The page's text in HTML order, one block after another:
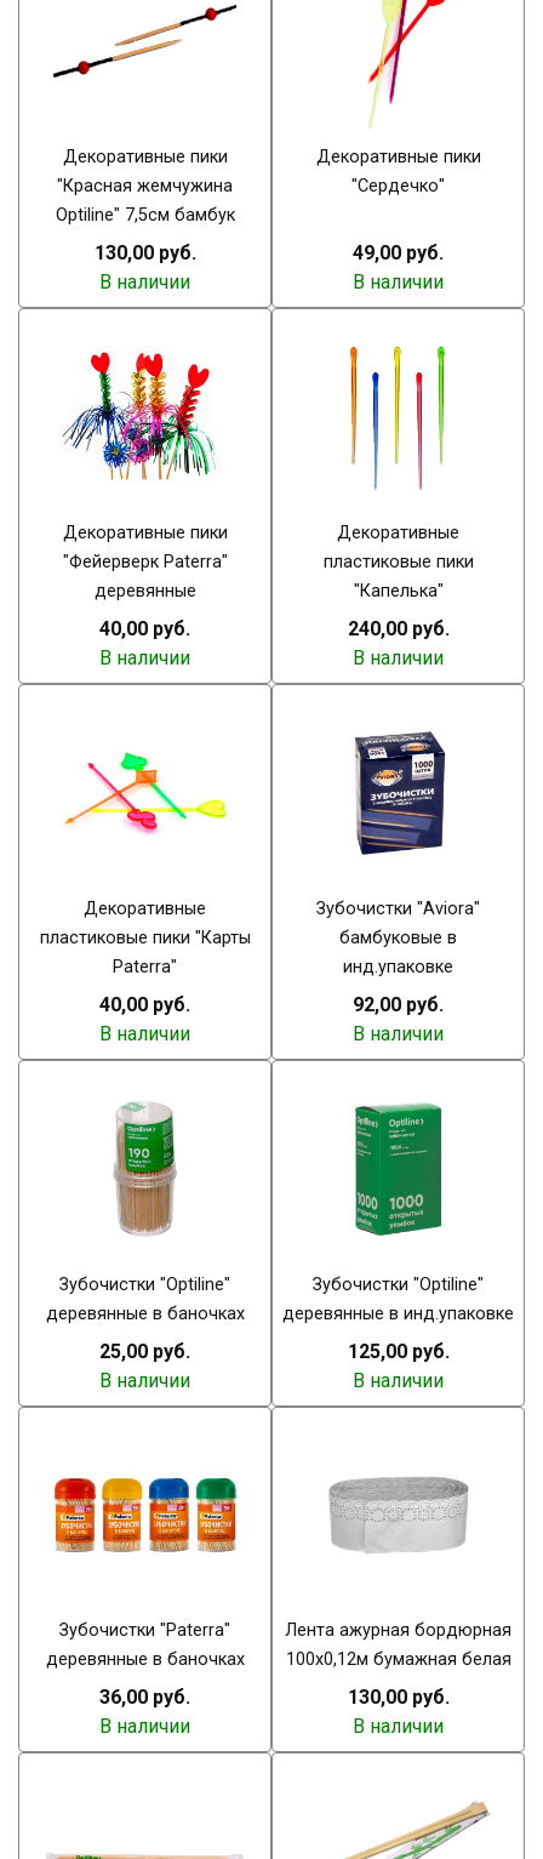
Декоративные пики
"Красная жемчужина
Optiline" 7,5см бамбук
130,00 руб.
В наличии
Декоративные пики
"Сердечко"
49,00 руб.
В наличии
Декоративные пики
"Фейерверк Paterra"
деревянные
40,00 руб.
В наличии
Декоративные
пластиковые пики
"Капелька"
240,00 руб.
В наличии
Декоративные
пластиковые пики "Карты
Paterra"
40,00 руб.
В наличии
Зубочистки "Aviora"
бамбуковые в
инд.упаковке
92,00 руб.
В наличии
Зубочистки "Optiline"
деревянные в баночках
25,00 руб.
В наличии
Зубочистки "Optiline"
деревянные в инд.упаковке
125,00 руб.
В наличии
Зубочистки "Paterra"
деревянные в баночках
36,00 руб.
В наличии
Лента ажурная бордюрная
100х0,12м бумажная белая
130,00 руб.
В наличии